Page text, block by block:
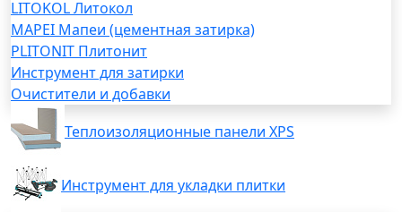
LITOKOL Литокол
MAPEI Мапеи (цементная затирка)
PLITONIT Плитонит
Инструмент для затирки
Очистители и добавки
Теплоизоляционные панели XPS
Инструмент для укладки плитки